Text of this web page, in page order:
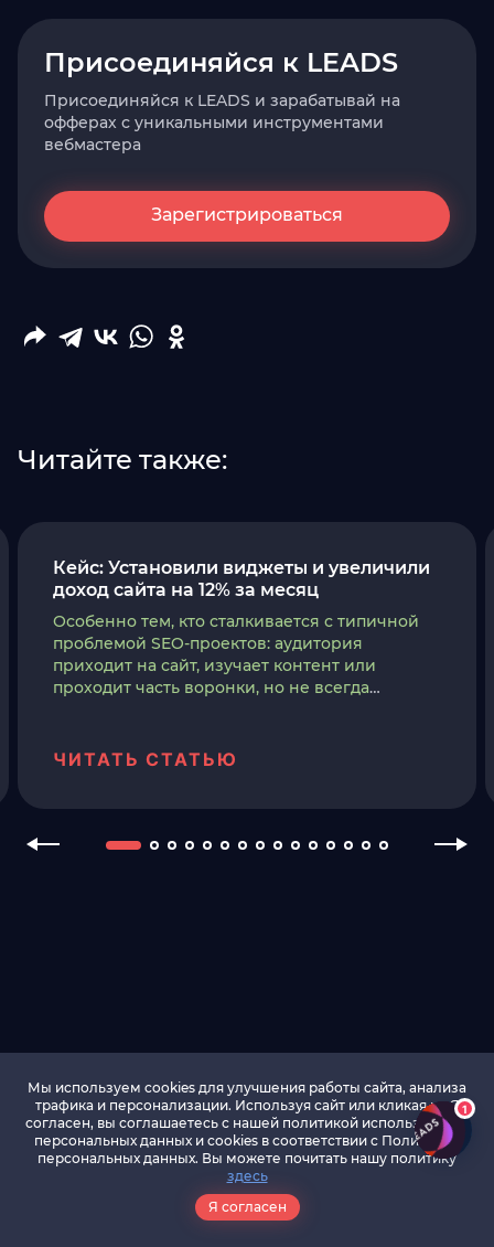
Присоединяйся к LEADS
Присоединяйся к LEADS и зарабатывай на
офферах с уникальными инструментами
вебмастера
Зарегистрироваться
Читайте также:
Кейс: Установили виджеты и увеличили
доход сайта на 12% за месяц
Особенно тем, кто сталкивается с типичной
проблемой SEO-проектов: аудитория
приходит на сайт, изучает контент или
проходит часть воронки, но не всегда
внедрять аккуратно, чтобы не ухудшить
ЧИТАТЬ СТАТЬЮ
1
ДОСТУПЫ
Вход
Регистрация вебмастера
Регистрация
рекламодателя
Мы используем cookies для улучшения работы сайта, анализа
трафика и персонализации. Используя сайт или кликая на Я
согласен, вы соглашаетесь с нашей политикой использования
персональных данных и cookies в соответствии c Политикой
персональных данных. Вы можете почитать нашу политику
здесь
Я согласен